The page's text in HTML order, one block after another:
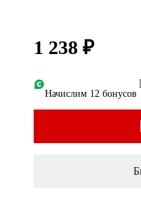
1 238 ₽
Начислим 12 бонусов